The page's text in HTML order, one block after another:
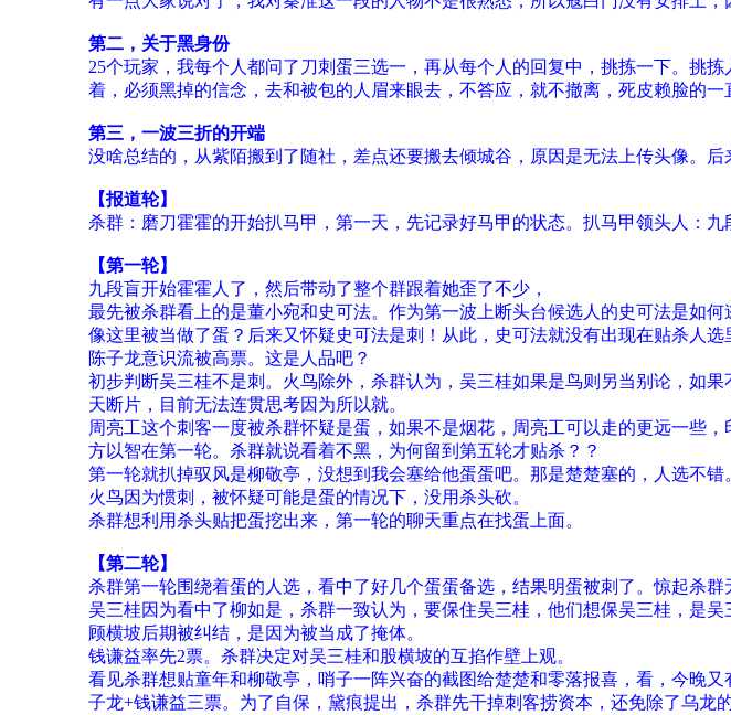
第二，关于黑身份
25个玩家，我每个人都问了刀刺蛋三选一，再从每个人的回复中，挑拣一下。挑
着，必须黑掉的信念，去和被包的人眉来眼去，不答应，就不撤离，死皮赖脸的一
第三，一波三折的开端
没啥总结的，从紫陌搬到了随社，差点还要搬去倾城谷，原因是无法上传头像。
【报道轮】
杀群：磨刀霍霍的开始扒马甲，第一天，先记录好马甲的状态。扒马甲领头人：
【第一轮】
九段盲开始霍霍人了，然后带动了整个群跟着她歪了不少，
最先被杀群看上的是董小宛和史可法。作为第一波上断头台候选人的史可法是如
像这里被当做了蛋？后来又怀疑史可法是刺！从此，史可法就没有出现在贴杀人
陈子龙意识流被高票。这是人品吧？
初步判断吴三桂不是刺。火鸟除外，杀群认为，吴三桂如果是鸟则另当别论，如
天断片，目前无法连贯思考因为所以就。
周亮工这个刺客一度被杀群怀疑是蛋，如果不是烟花，周亮工可以走的更远一些，
方以智在第一轮。杀群就说看着不黑，为何留到第五轮才贴杀？？
第一轮就扒掉驭风是柳敬亭，没想到我会塞给他蛋蛋吧。那是楚楚塞的，人选不错
火鸟因为惯刺，被怀疑可能是蛋的情况下，没用杀头砍。
杀群想利用杀头贴把蛋挖出来，第一轮的聊天重点在找蛋上面。
【第二轮】
杀群第一轮围绕着蛋的人选，看中了好几个蛋蛋备选，结果明蛋被刺了。惊起杀群
吴三桂因为看中了柳如是，杀群一致认为，要保住吴三桂，他们想保吴三桂，是吴
顾横坡后期被纠结，是因为被当成了掩体。
钱谦益率先2票。杀群决定对吴三桂和股横坡的互掐作壁上观。
看见杀群想贴童年和柳敬亭，哨子一阵兴奋的截图给楚楚和零落报喜，看，今晚又
子龙+钱谦益三票。为了自保，黛痕提出，杀群先干掉刺客捞资本，还免除了乌龙